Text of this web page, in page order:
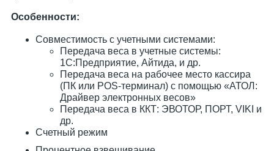
Особенности:
Совместимость с учетными системами:
Передача веса в учетные системы:
1С:Предприятие, Айтида, и др.
Передача веса на рабочее место кассира
(ПК или POS-терминал) с помощью «АТОЛ:
Драйвер электронных весов»
Передача веса в ККТ: ЭВОТОР, ПОРТ, VIKI и
др.
Счетный режим